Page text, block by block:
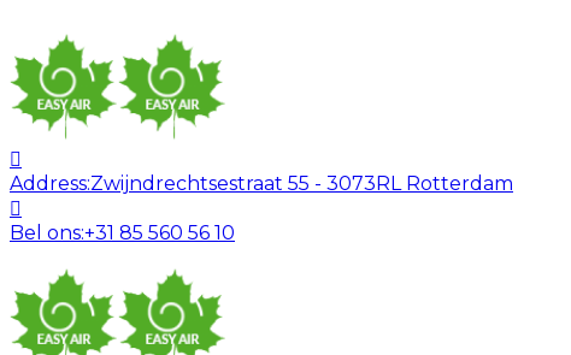
Address:Zwijndrechtsestraat 55 - 3073RL Rotterdam
Bel ons:+31 85 560 56 10